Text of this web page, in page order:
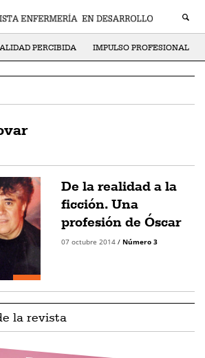
PERCIBIDA IMPULSO PROFESIONAL
De la realidad a la
ficción. Una
profesión de Óscar
07 octubre 2014 / Número 3
la revista